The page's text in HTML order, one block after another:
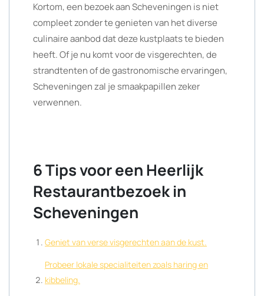
Kortom, een bezoek aan Scheveningen is niet
compleet zonder te genieten van het diverse
culinaire aanbod dat deze kustplaats te bieden
heeft. Of je nu komt voor de visgerechten, de
strandtenten of de gastronomische ervaringen,
Scheveningen zal je smaakpapillen zeker
verwennen.
6 Tips voor een Heerlijk
Restaurantbezoek in
Scheveningen
Geniet van verse visgerechten aan de kust.
Probeer lokale specialiteiten zoals haring en
kibbeling.